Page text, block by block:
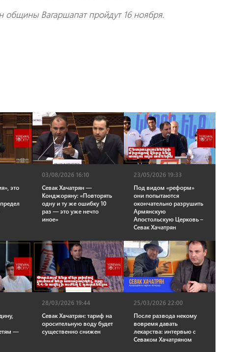
Вагаршапат пройдут 16 ноября.
это
03/08/2026 16:10
Севак Хачатрян —
Конджоряну: «Повторять
одну и ту же ошибку 10
раз — это уже нечто
иное»
23/05/2026 19:33
Под видом «реформ»
они попытаются
окончательно разрушить
Армянскую
Апостольскую Церковь –
Севак Хачатрян
—
28/03/2026 19:44
Севак Хачатрян: тариф на
оросительную воду будет
существенно снижен
25/03/2026 22:00
После развода некому
вовремя давать
лекарства: интервью с
Севаком Хачатряном